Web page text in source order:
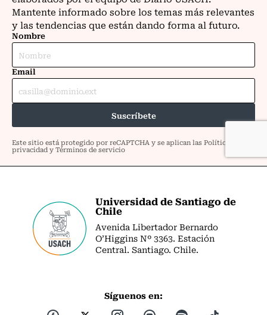
Universidad de Santiago de
Chile
Avenida Libertador Bernardo
O’Higgins Nº 3363. Estación
Central. Santiago. Chile.
Síguenos en: